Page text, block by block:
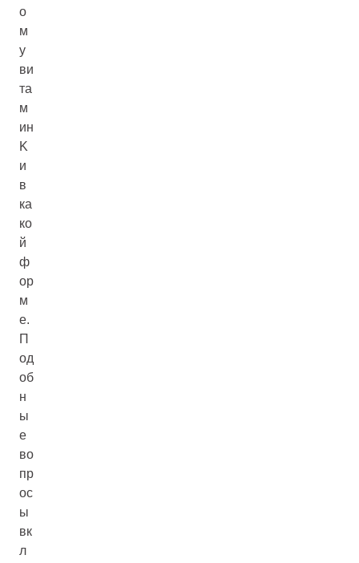
о
м
у
ви
та
м
ин
K
и
в
ка
ко
й
ф
ор
м
е.
П
од
об
н
ы
е
во
пр
ос
ы
вк
л